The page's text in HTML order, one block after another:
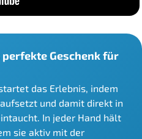
perfekte Geschenk für
das Erlebnis, indem
und damit direkt in
In jeder Hand hält
sie aktiv mit der